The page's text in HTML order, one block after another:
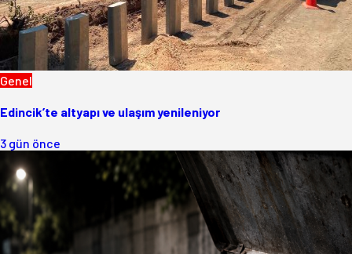
Genel
Edincik’te altyapı ve ulaşım yenileniyor
3 gün önce